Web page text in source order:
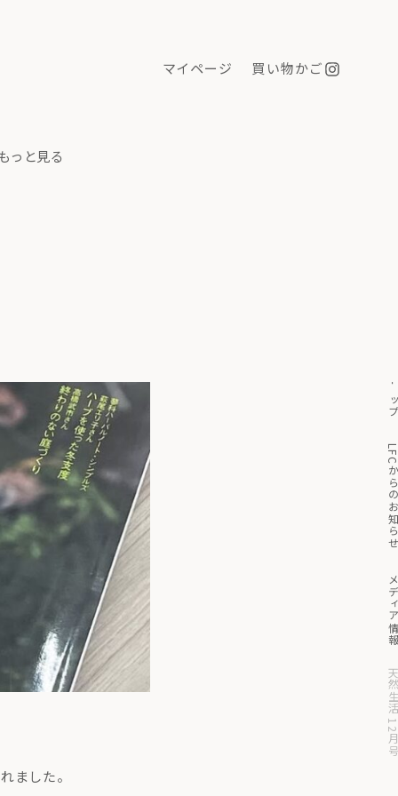
マイページ 買い物かご
っと見る
見る
ト
LFCか
メデ
天然生
ました。